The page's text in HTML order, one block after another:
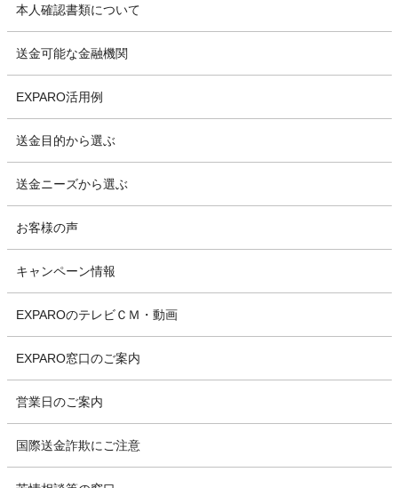
本人確認書類について
送金可能な金融機関
EXPARO活用例
送金目的から選ぶ
送金ニーズから選ぶ
お客様の声
キャンペーン情報
EXPAROのテレビＣＭ・動画
EXPARO窓口のご案内
営業日のご案内
国際送金詐欺にご注意